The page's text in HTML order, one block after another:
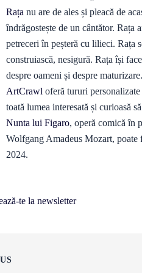
Rața nu are de ales și pleacă de
îndrăgostește de un cântător. Rața
petreceri în peșteră cu lilieci. Rața
construiască, nesigură. Rața își
despre oameni și despre
ArtCrawl oferă tururi
toată lumea interesată și curioasă
Nunta lui Figaro, operă comică în
Wolfgang Amadeus Mozart,
2024.
te la newsletter